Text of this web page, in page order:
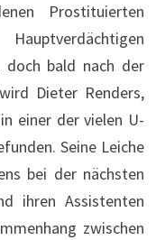
Prostituierten
doch bald nach der
Dieter Renders,
einer der vielen U-
Seine Leiche
bei der nächsten
ihren Assistenten
zwischen